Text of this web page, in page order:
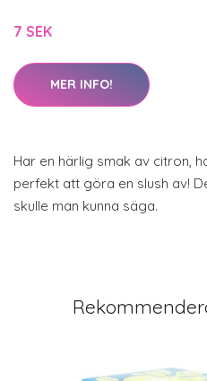
7 SEK
MER INFO!
Har en härlig smak av citron,
perfekt att göra en slush av!
skulle man kunna säga.